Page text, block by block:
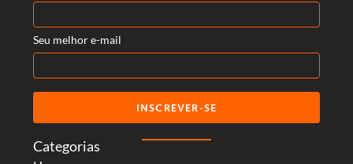
Categorias
Seu melhor e-mail
INSCREVER-SE